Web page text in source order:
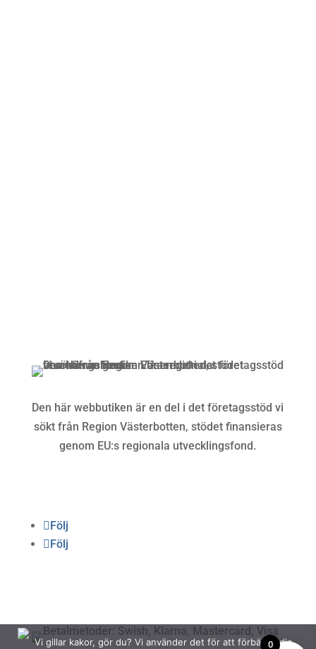
Den här webbutiken är en del i det företagsstöd vi
sökt från Region Västerbotten, stödet finansieras
genom EU:s regionala utvecklingsfond.
Följ
Följ
0
Vi gillar kakor, gör du? Vi använder det för att förbättra din